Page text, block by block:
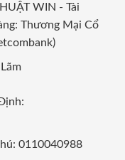
WIN - Tài
Thương Mại Cổ
0110040988